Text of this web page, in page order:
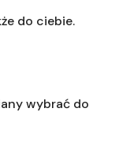
do ciebie.
wybrać do